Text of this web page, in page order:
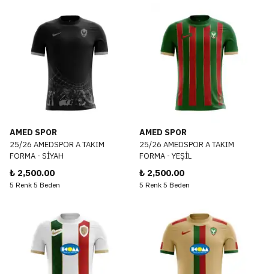
AMED SPOR
25/26 AMEDSPOR A TAKIM
FORMA - SİYAH
₺ 2,500.00
5 Renk 5 Beden
AMED SPOR
25/26 AMEDSPOR A TAKIM
FORMA - YEŞİL
₺ 2,500.00
5 Renk 5 Beden